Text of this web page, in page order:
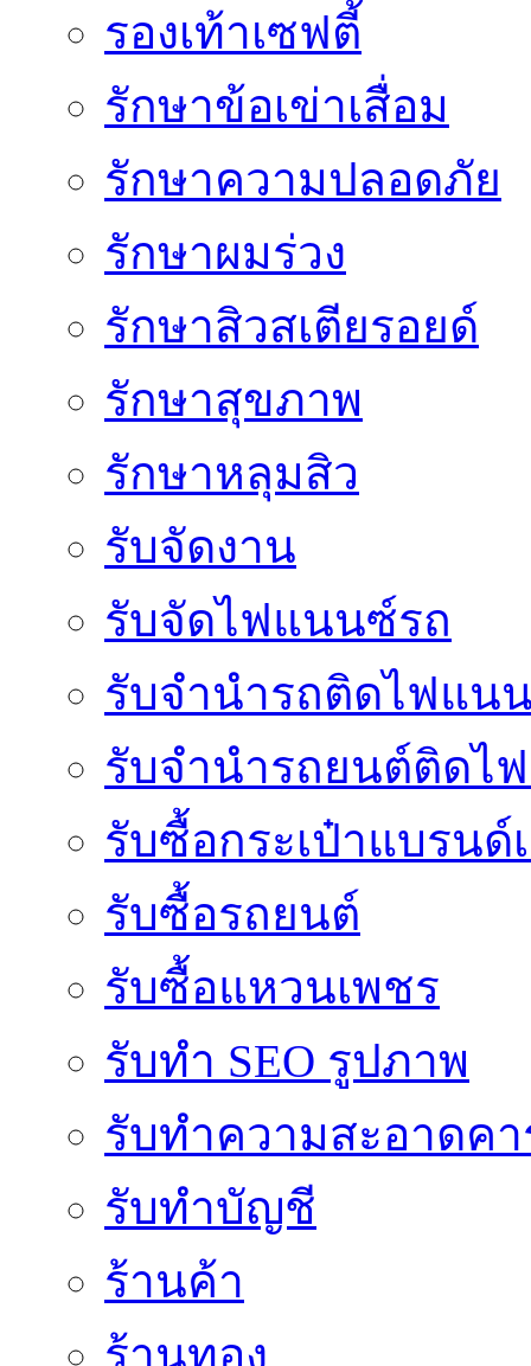
รองเท้าเซฟตี้
รักษาข้อเข่าเสื่อม
รักษาความปลอดภัย
รักษาผมร่วง
รักษาสิวสเตียรอยด์
รักษาสุขภาพ
รักษาหลุมสิว
รับจัดงาน
รับจัดไฟแนนซ์รถ
รับจำนำรถติดไฟแน
รับจํานํารถยนต์ติดไ
รับซื้อกระเป๋าแบรนด์
รับซื้อรถยนต์
รับซื้อแหวนเพชร
รับทำ SEO รูปภาพ
รับทำความสะอาดค
รับทำบัญชี
ร้านค้า
ร้านทอง